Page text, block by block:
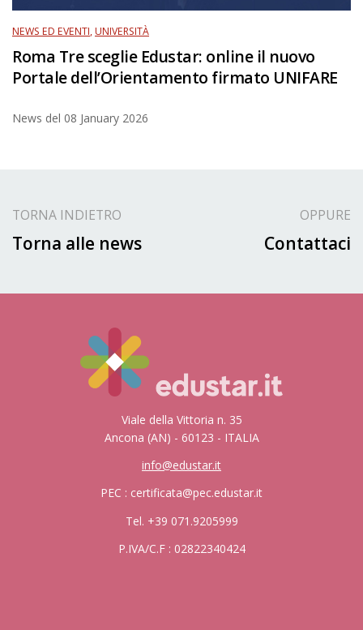
NEWS ED EVENTI,UNIVERSITÀ
Roma Tre sceglie Edustar: online il nuovo
Portale dell’Orientamento firmato UNIFARE
News del 08 January 2026
TORNA INDIETRO
Torna alle news
OPPURE
Contattaci
Viale della Vittoria n. 35
Ancona (AN) - 60123 - ITALIA
info@edustar.it
PEC : certificata@pec.edustar.it
Tel. +39 071.9205999
P.IVA/C.F : 02822340424